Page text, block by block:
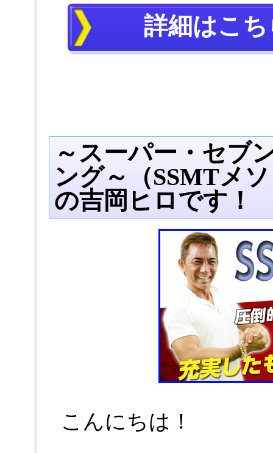
詳細はこ
～スーパー・セブ
ング～（SSMTメ
の吉岡ヒロです！
こんにちは！